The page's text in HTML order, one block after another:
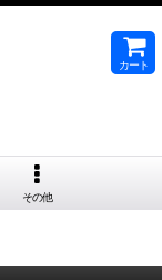
カート
その他